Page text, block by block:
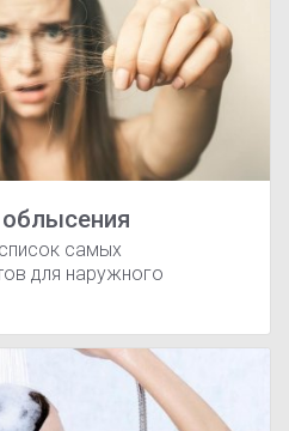
самых
для наружного